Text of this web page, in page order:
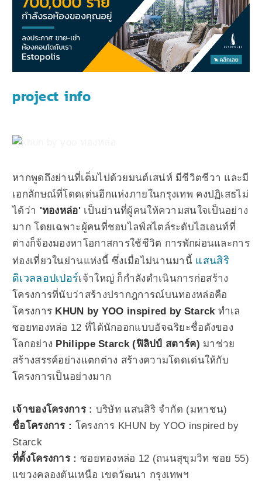
project info
หากพูดถึงย่านที่เต็มไปด้วยมนต์เสน่ห์ มีชีวิตชีวา และมี
เอกลักษณ์ที่โดดเด่นอีกแห่งภายในกรุงเทพ คงปฏิเสธไม่
ได้ว่า 'ทองหล่อ'เป็นย่านที่ผู้คนให้ความสนใจเป็นอย่าง
มาก โดยเฉพาะผู้คนที่ชอบไลฟ์สไตล์ระดับไฮเอนท์ที่
ต่างก็จ้องมองหาโอกาสการใช้ชีวิต การพักผ่อนและการ
ท่องเที่ยวในย่านแห่งนี้ ซึ่งเมื่อไม่นานมานี้ แสนสิริ
ดิเวลลอปเปอร์เจ้าใหญ่ ก็กำลังดำเนินการก่อสร้าง
โครงการที่นับว่าสร้างปรากฎการณ์บนทองหล่อคือ
โครงการ KHUN by YOO inspired by Starck ทำเล
ซอยทองหล่อ 12 ที่ได้นักออกแบบอัจฉริยะชื่อดังของ
โลกอย่าง Philippe Starck (ฟิลิปป์ สตาร์ค) มาช่วย
สร้างสรรค์อย่างแตกต่าง สร้างความโดดเด่นให้กับ
โครงการเป็นอย่างมาก
เจ้าของโครงการ : บริษัท แสนสิริ จำกัด (มหาชน)
ชื่อโครงการ : โครงการ KHUN by YOO inspired by
Starck
ที่ตั้งโครงการ : ซอยทองหล่อ 12 (ถนนสุขุมวิท ซอย 55)
แขวงคลองตันเหนือ เขตวัฒนา กรุงเทพฯ